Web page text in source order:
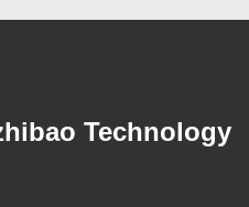
Technology